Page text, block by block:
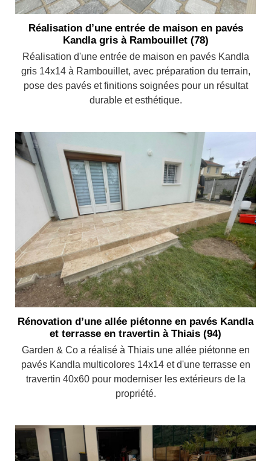
Réalisation d’une entrée de maison en pavés
Kandla gris à Rambouillet (78)
Réalisation d'une entrée de maison en pavés Kandla
gris 14x14 à Rambouillet, avec préparation du terrain,
pose des pavés et finitions soignées pour un résultat
durable et esthétique.
Rénovation d’une allée piétonne en pavés Kandla
et terrasse en travertin à Thiais (94)
Garden & Co a réalisé à Thiais une allée piétonne en
pavés Kandla multicolores 14x14 et d'une terrasse en
travertin 40x60 pour moderniser les extérieurs de la
propriété.